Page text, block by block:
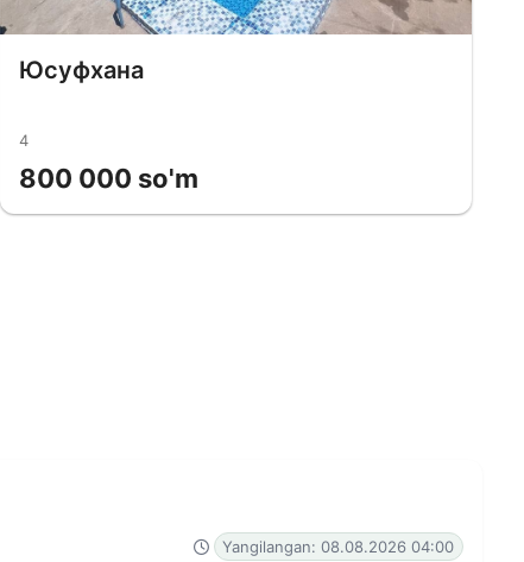
Юсуфхана
4
800 000 so'm
Yangilangan: 08.08.2026 04:00